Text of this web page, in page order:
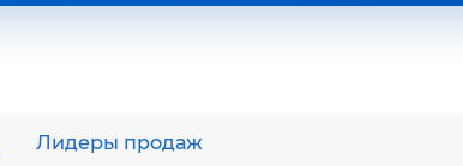
Лидеры продаж